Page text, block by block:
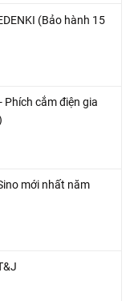
(Bảo hành 15
Phích cắm điện gia
mới nhất năm